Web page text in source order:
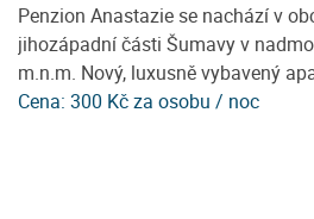
Penzion Anastazie se nachází v
jihozápadní části Šumavy v
m.n.m. Nový, luxusně vybavený
Cena: 300 Kč za osobu / noc